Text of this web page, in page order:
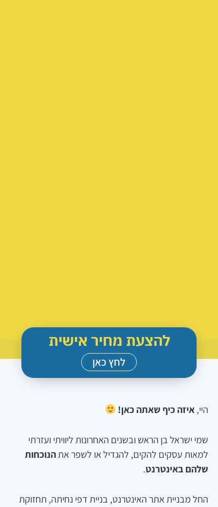
להצעת מחיר אישית
לחץ כאן
איזה כיף שאתה כאן!
ישראל בן הראש ובשנים האחרונות ליוויתי ועזרתי
עסקים להקים, להגדיל או לשפר אתהנוכחות
באינטרנט.
מבניית אתר האינטרנט, בניית דפי נחיתה, תחזוקת